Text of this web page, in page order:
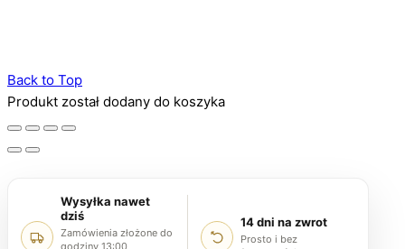
Back to Top
Produkt został dodany do koszyka
Wysyłka nawet
dziś
Zamówienia złożone do
godziny 13:00
14 dni na zwrot
Prosto i bez